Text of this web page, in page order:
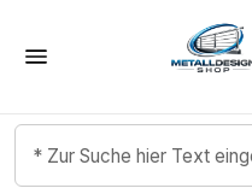
Zum Hauptinhalt springen